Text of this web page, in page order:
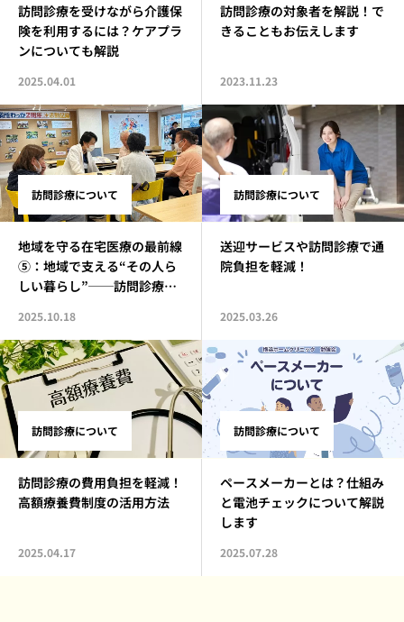
訪問診療を受けながら介護保
険を利用するには？ケアプラ
ンについても解説
2025.04.01
訪問診療の対象者を解説！で
きることもお伝えします
2023.11.23
訪問診療について
地域を守る在宅医療の最前線
⑤：地域で支える“その人ら
しい暮らし”──訪問診療の
2025.10.18
訪問診療について
送迎サービスや訪問診療で通
院負担を軽減！
2025.03.26
訪問診療について
訪問診療の費用負担を軽減！
高額療養費制度の活用方法
2025.04.17
訪問診療について
ペースメーカーとは？仕組み
と電池チェックについて解説
します
2025.07.28